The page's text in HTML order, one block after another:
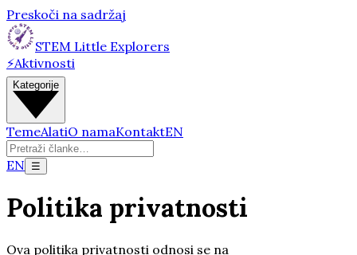
Preskoči na sadržaj
STEM Little Explorers
⚡Aktivnosti
Kategorije
TemeAlatiO namaKontaktEN
EN ☰
Politika privatnosti
Ova politika privatnosti odnosi se na